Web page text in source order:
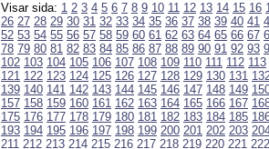
Visar sida: 1 2 3 4 5 6 7 8 9 10 11 12 13 14 15 16
26 27 28 29 30 31 32 33 34 35 36 37 38 39 40 41
52 53 54 55 56 57 58 59 60 61 62 63 64 65 66 67
78 79 80 81 82 83 84 85 86 87 88 89 90 91 92 93
102 103 104 105 106 107 108 109 110 111 112 113
121 122 123 124 125 126 127 128 129 130 131
139 140 141 142 143 144 145 146 147 148 149
157 158 159 160 161 162 163 164 165 166 167
175 176 177 178 179 180 181 182 183 184 185
193 194 195 196 197 198 199 200 201 202 203
211 212 213 214 215 216 217 218 219 220 221 222